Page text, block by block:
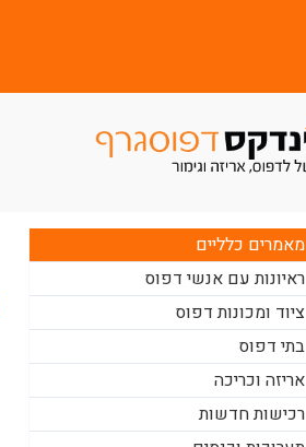
מאמרים כלליים
ראיונות עם אנשי דפוס
ציוד ומכונות דפוס
בתי דפוס
אריזה וכריכה
רכישות חדשות